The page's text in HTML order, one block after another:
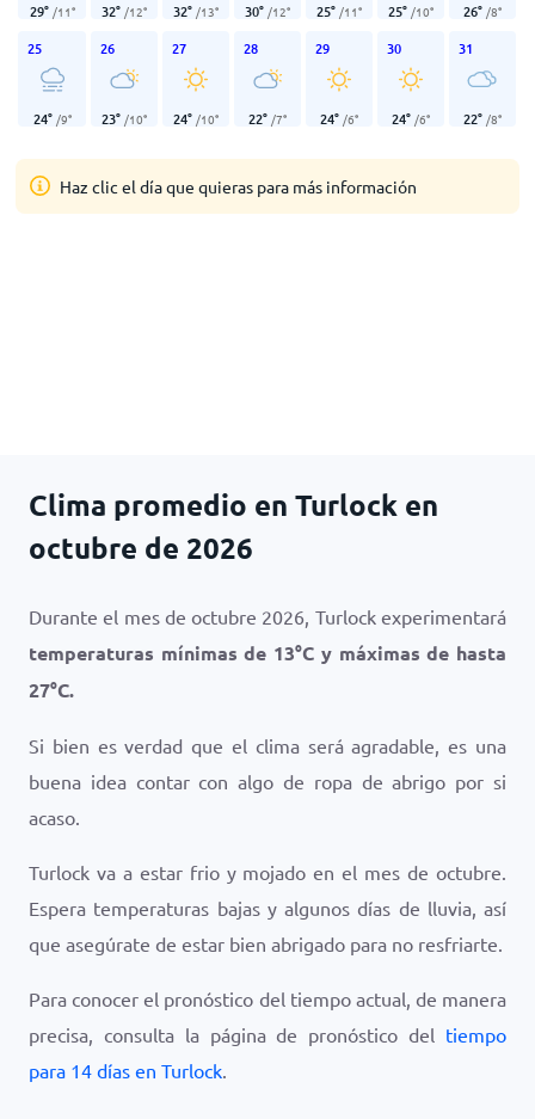
29° /11° 32° /12° 32° /13° 30° /12° 25° /11° 25° /10° 26° /8°
25
24° /9°
26
23° /10°
27
24° /10°
28
22° /7°
29
24° /6°
30
24° /6°
31
22° /8°
Haz clic el día que quieras para más información
Clima promedio en Turlock en
octubre de 2026
Durante el mes de octubre 2026, Turlock experimentará
temperaturas mínimas de 13°C y máximas de hasta
27°C.
Si bien es verdad que el clima será agradable, es una
buena idea contar con algo de ropa de abrigo por si
acaso.
Turlock va a estar frio y mojado en el mes de octubre.
Espera temperaturas bajas y algunos días de lluvia, así
que asegúrate de estar bien abrigado para no resfriarte.
Para conocer el pronóstico del tiempo actual, de manera
precisa, consulta la página de pronóstico del tiempo
para 14 días en Turlock.